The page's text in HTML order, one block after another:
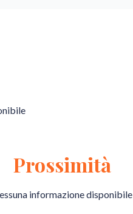
Prossimità
informazione disponibile